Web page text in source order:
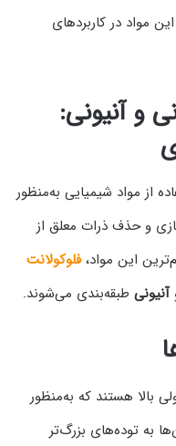
مواد در کاربردهای
و آنیونی:
از مواد شیمیایی به‌منظور
و حذف ذرات معلق از
این مواد،فلوکولانت‌
آنیونی طبقه‌بندی می‌شوند.
بالا هستند که به‌منظور
به توده‌های بزرگ‌تر